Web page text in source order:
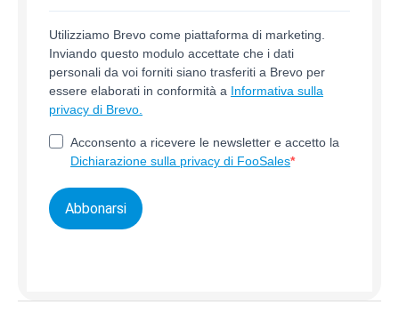
Utilizziamo Brevo come piattaforma di marketing.
Inviando questo modulo accettate che i dati
personali da voi forniti siano trasferiti a Brevo per
essere elaborati in conformità a Informativa sulla
privacy di Brevo.
Acconsento a ricevere le newsletter e accetto la
Dichiarazione sulla privacy di FooSales
Abbonarsi